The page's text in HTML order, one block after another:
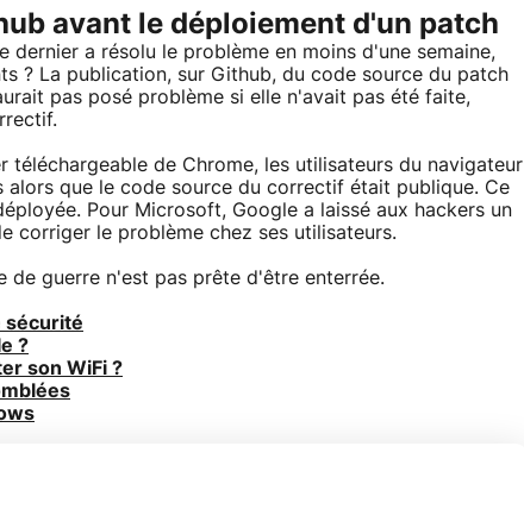
avant le déploiement d'un patch
a résolu le problème en moins d'une semaine,
? La publication, sur Github, du code source du patch
pas posé problème si elle n'avait pas été faite,
de Chrome, les utilisateurs du navigateur
que le code source du correctif était publique. Ce
Pour Microsoft, Google a laissé aux hackers un
corriger le problème chez ses utilisateurs.
de guerre n'est pas prête d'être enterrée.
sécurité
?
son WiFi ?